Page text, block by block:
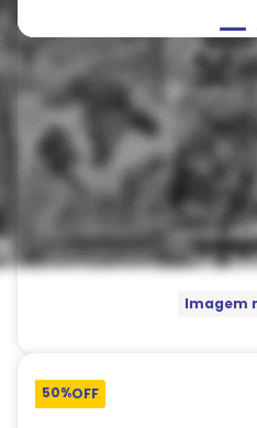
Imagem
50%OFF